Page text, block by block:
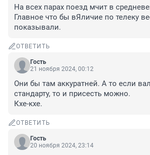
На всех парах поезд мчит в
Главное что бы вЯличие по телеку
показывали.
ОТВЕТИТЬ
Гость
21 ноября 2024, 00:12
Они бы там аккуратней. А то если
стандарту, то и присесть можно.
Кхе-кхе.
ОТВЕТИТЬ
Гость
20 ноября 2024, 23:14